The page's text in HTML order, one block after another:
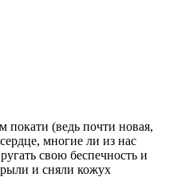
покати (ведь почти новая,
многие ли из нас
свою беспечность и
и сняли кожух